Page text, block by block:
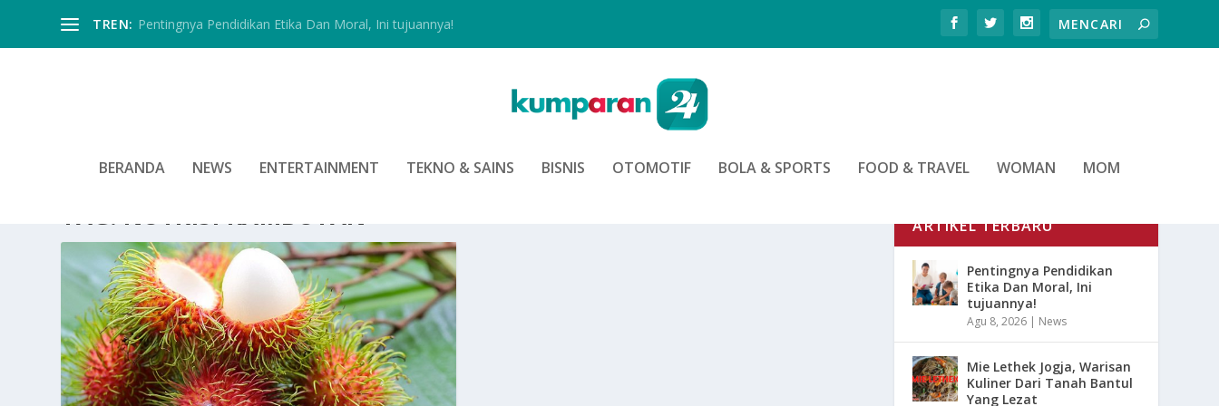
TREN: Pentingnya Pendidikan Etika Dan Moral, Ini tujuannya!
BERANDA NEWS ENTERTAINMENT TEKNO & SAINS BISNIS OTOMOTIF BOLA & SPORTS FOOD & TRAVEL WOMAN MOM
TAG: NUTRISI RAMBUTAN ARTIKEL TERBARU
Pentingnya Pendidikan
Etika Dan Moral, Ini
tujuannya!
Agu 8, 2026 | News
Mie Lethek Jogja, Warisan
Kuliner Dari Tanah Bantul
Yang Lezat